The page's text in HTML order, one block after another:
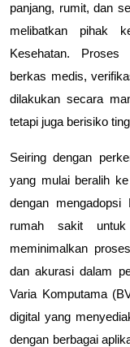
panjang, rumit, dan
melibatkan pihak
Kesehatan. Proses
berkas medis,
dilakukan secara
tetapi juga berisiko
Seiring dengan
yang mulai beralih
dengan mengadopsi
rumah sakit
meminimalkan
dan akurasi dalam
Varia Komputama
digital yang
dengan berbagai